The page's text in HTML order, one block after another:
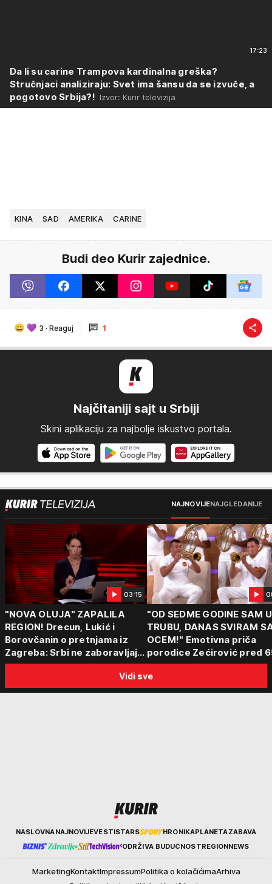
17:23
Da li su carine Trampova kardinalna greška?
Stručnjaci analiziraju: Svet ima šansu da se izvuče, a
pogotovo Srbija?! Izvor: Kurir televizija
KINA SAD AMERIKA CARINE
Budi deo Kurir zajednice.
3 · Reaguj 1
Najčitaniji sajt u Srbiji
Skini aplikaciju za najbolje iskustvo portala.
NAJNOVIJENAJGLEDANIJE
03:15
"NOVA OLUJA" ZAPALILA
REGION! Drecun, Lukić i
Borovčanin o pretnjama iz
Zagreba: Srbi ne zaboravljaju
progon
"OD SEDME GODINE SAM
TRUBU, DANAS SVIRAM
OCEM!" Emotivna priča
porodice Zećirović pred
Sabor trubača u Guči
Vidi sve
KurirNASLOVNANAJNOVIJEVESTISTARS HRONIKAPLANETAZABAVA
ODRŽIVA BUDUĆNOSTREGIONNEWS
MarketingKontaktImpressumPolitika o kolačićimaArhiva